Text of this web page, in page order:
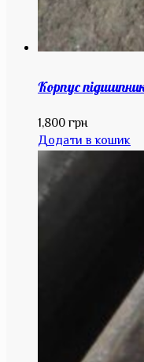
Корпус
1,800грн
Додати в кошик